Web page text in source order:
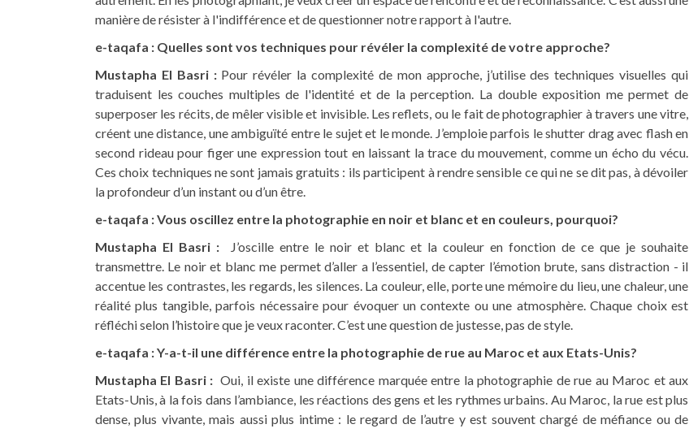
manière de résister à l'indifférence et de questionner notre rapport à l'autre.
e-taqafa : Quelles sont vos techniques pour révéler la complexité de votre approche?
Mustapha El Basri :Pour révéler la complexité de mon approche, j’utilise des techniques visuelles qui
traduisent les couches multiples de l'identité et de la perception. La double exposition me permet de
superposer les récits, de mêler visible et invisible. Les reflets, ou le fait de photographier à travers une vitre,
créent une distance, une ambiguïté entre le sujet et le monde. J’emploie parfois le shutter drag avec flash en
second rideau pour figer une expression tout en laissant la trace du mouvement, comme un écho du vécu.
Ces choix techniques ne sont jamais gratuits : ils participent à rendre sensible ce qui ne se dit pas, à dévoiler
la profondeur d’un instant ou d’un être.
e-taqafa : Vous oscillez entre la photographie en noir et blanc et en couleurs, pourquoi?
Mustapha El Basri :J’oscille entre le noir et blanc et la couleur en fonction de ce que je souhaite
transmettre. Le noir et blanc me permet d’aller a l’essentiel, de capter l’émotion brute, sans distraction - il
accentue les contrastes, les regards, les silences. La couleur, elle, porte une mémoire du lieu, une chaleur, une
réalité plus tangible, parfois nécessaire pour évoquer un contexte ou une atmosphère. Chaque choix est
réfléchi selon l’histoire que je veux raconter. C’est une question de justesse, pas de style.
e-taqafa : Y-a-t-il une différence entre la photographie de rue au Maroc et aux Etats-Unis?
Mustapha El Basri : Oui, il existe une différence marquée entre la photographie de rue au Maroc et aux
Etats-Unis, à la fois dans l’ambiance, les réactions des gens et les rythmes urbains. Au Maroc, la rue est plus
dense, plus vivante, mais aussi plus intime : le regard de l’autre y est souvent chargé de méfiance ou de